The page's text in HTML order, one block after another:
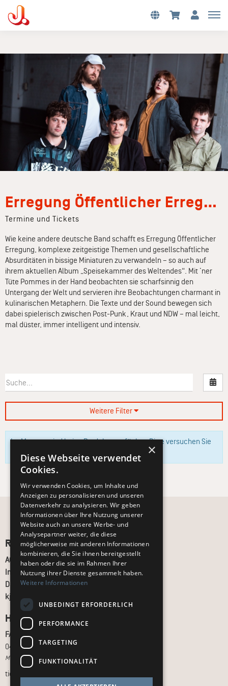
Erregung Öffentlicher Erregung
Termine und Tickets
Wie keine andere deutsche Band schafft es Erregung Öffentlicher
Erregung, komplexe zeitgeistige Themen und gesellschaftliche
Absurditäten in bissige Miniaturen zu verwandeln – so auch auf
ihrem aktuellen Album „Speisekammer des Weltendes“. Mit ’ner
Tüte Pommes in der Hand beobachten sie scharfsinnig den
Untergang der Welt und servieren ihre Beobachtungen charmant in
kulinarischen Metaphern. Die Texte und der Sound bewegen sich
dabei spielerisch zwischen Post-Punk, Kraut und NDW – mal leicht,
mal düster, immer intelligent und intensiv.
Weitere Filter
Im Moment sind keine Produkte verfügbar. Bitte versuchen Sie
es zu einem späteren Zeitpunkt erneut.
Recht und Ordnung
AGB
Impressum
Datenschutz
kj.de
Hilfe & Support
FAQ
040 - 413 22 60
Montag bis Freitag, 10:00 bis 18:00 Uhr
tickets@kj.de
×
Diese Webseite verwendet
Cookies.
Wir verwenden Cookies, um Inhalte und
Anzeigen zu personalisieren und unseren
Datenverkehr zu analysieren. Wir geben
Informationen über Ihre Nutzung unserer
Website auch an unsere Werbe- und
Analysepartner weiter, die diese
möglicherweise mit anderen Informationen
kombinieren, die Sie ihnen bereitgestellt
haben oder die sie im Rahmen Ihrer
Nutzung ihrer Dienste gesammelt haben.
Weitere Informationen
UNBEDINGT ERFORDERLICH
PERFORMANCE
TARGETING
FUNKTIONALITÄT